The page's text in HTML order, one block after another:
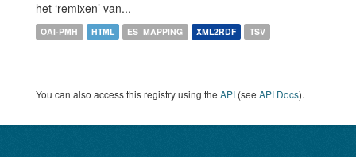
het ‘remixen’ van...
OAI-PMH HTML ES_MAPPING XML2RDF TSV
You can also access this registry using the API (see API Docs).